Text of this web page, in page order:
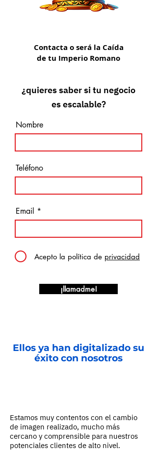
Contacta o será la Caída
de tu Imperio Romano
¿quieres saber si tu negocio
esescalable?
Nombre
Teléfono
Email
Acepto la política de privacidad
¡llamadme!
Ellos ya han digitalizado su
éxito con nosotros
Estamos muy contentos con el cambio
de imagen realizado, mucho más
cercano y comprensible para nuestros
potenciales clientes de alto nivel.